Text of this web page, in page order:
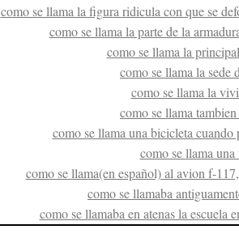
como se llama la figura ridicula con que se
como se llama la parte de la
como se llama la
como se llama la sede
como se llama la
como se llama
como se llama una bicicleta cuando
como se llama una
como se llama(en español) al avion f-
como se llamaba
como se llamaba en atenas la escuela